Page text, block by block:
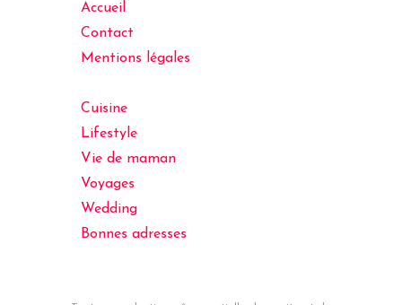
Accueil
Contact
Mentions légales
Cuisine
Lifestyle
Vie de maman
Voyages
Wedding
Bonnes adresses